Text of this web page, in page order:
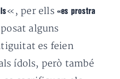
«, per ells«es prostra
alguns
es feien
ídols, però també